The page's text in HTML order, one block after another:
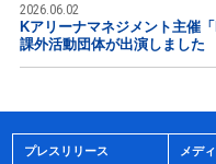
2026.06.02
Kアリーナマネジメント主催
課外活動団体が出演しました
プレスリリース メデ